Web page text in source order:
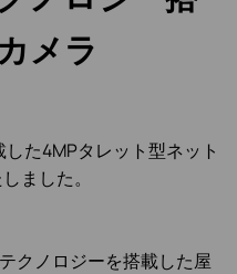
メラ
た4MPタレット型ネット
ました。
クノロジーを搭載した屋